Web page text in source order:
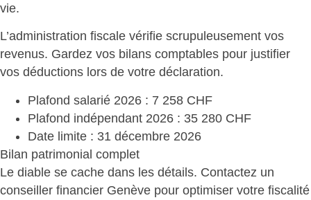
vie.
L’administration fiscale vérifie scrupuleusement vos
revenus. Gardez vos bilans comptables pour justifier
vos déductions lors de votre déclaration.
Plafond salarié 2026 : 7 258 CHF
Plafond indépendant 2026 : 35 280 CHF
Date limite : 31 décembre 2026
Bilan patrimonial complet
Le diable se cache dans les détails. Contactez un
conseiller financier Genève pour optimiser votre fiscalité